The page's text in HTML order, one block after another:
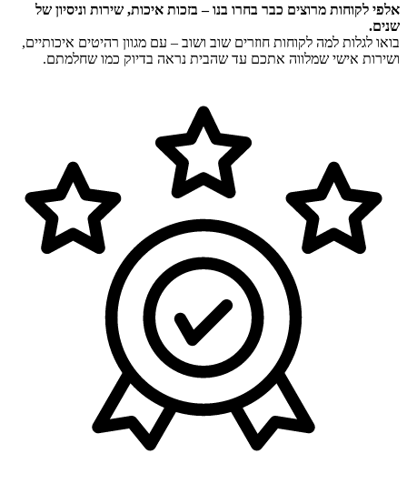
אלפי לקוחות מרוצים כבר בחרו בנו – בזכות איכות, שירות וניסיון של
שנים.
בואו לגלות למה לקוחות חוזרים שוב ושוב – עם מגוון רהיטים איכותיים,
ושירות אישי שמלווה אתכם עד שהבית נראה בדיוק כמו שחלמתם.